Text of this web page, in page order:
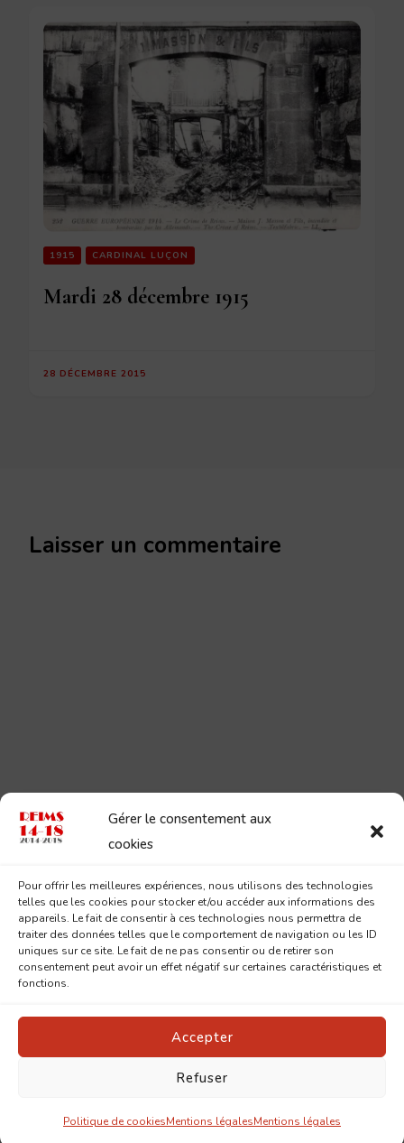
Gérer le consentement aux
cookies
Pour offrir les meilleures expériences, nous utilisons des technologies
telles que les cookies pour stocker et/ou accéder aux informations des
appareils. Le fait de consentir à ces technologies nous permettra de
traiter des données telles que le comportement de navigation ou les ID
uniques sur ce site. Le fait de ne pas consentir ou de retirer son
consentement peut avoir un effet négatif sur certaines caractéristiques et
fonctions.
Accepter
Refuser
Politique de cookiesMentions légalesMentions légales
1915 CARDINAL LUÇON
Mardi 28 décembre 1915
28 DÉCEMBRE 2015
Laisser un commentaire
Reims 14-18. Tous droits réservés.